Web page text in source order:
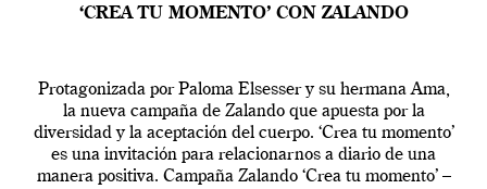
‘CREA TU MOMENTO’ CON ZALANDO
Protagonizada por Paloma Elsesser y su hermana Ama,
la nueva campaña de Zalando que apuesta por la
diversidad y la aceptación del cuerpo. ‘Crea tu momento’
es una invitación para relacionarnos a diario de una
manera positiva. Campaña Zalando ‘Crea tu momento’ –